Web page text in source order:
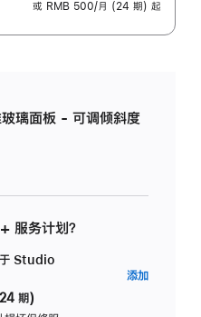
或 RMB 500/月 (24 期) 起
面板 - 可调倾斜度
服务计划？
Studio
期)
添加